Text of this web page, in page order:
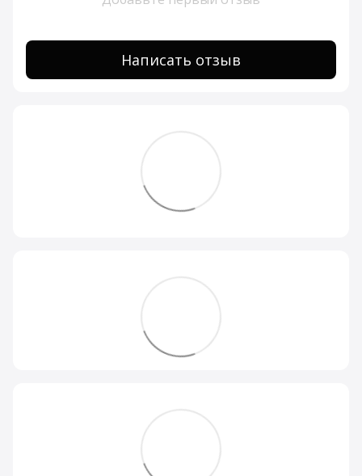
Написать отзыв